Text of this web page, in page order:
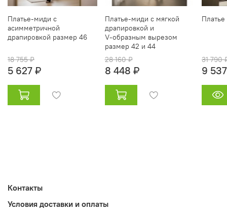
Платье‑миди с
асимметричной
драпировкой размер 46
18 755 ₽
5 627 ₽
Платье‑миди с мягкой
драпировкой и
V‑образным вырезом
размер 42 и 44
28 160 ₽
8 448 ₽
31 790
9
Контакты
Условия доставки и оплаты